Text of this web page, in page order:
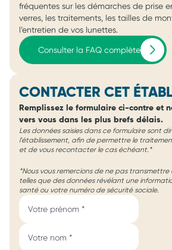
fréquentes sur les démarches de prise
verres, les traitements, les tailles de
l’entretien de vos lunettes.
Consulter la FAQ complète
CONTACTER CET
Remplissez le formulaire ci-contre et
vers vous dans les plus brefs délais.
Les données saisies dans ce formulaire sont
l'établissement, afin de permettre le
et de vous recontacter le cas échéant.*
*Nous vous remercions de ne pas transmettre
telles que des données révélant une
santé ou votre numéro de sécurité sociale.